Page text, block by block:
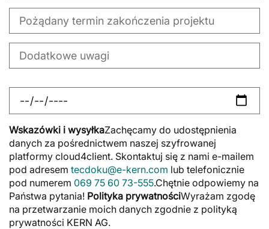
Wskazówki i wysyłkaZachęcamy do udostępnienia
danych za pośrednictwem naszej szyfrowanej
platformy cloud4client. Skontaktuj się z nami e-mailem
pod adresem tecdoku@e-kern.com lub telefonicznie
pod numerem 069 75 60 73-555.Chętnie odpowiemy na
Państwa pytania! Polityka prywatnościWyrażam zgodę
na przetwarzanie moich danych zgodnie z polityką
prywatności KERN AG.